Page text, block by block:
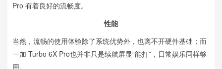
Pro 有着良好的流畅度。
性能
当然，流畅的使用体验除了系统优势外，也离不开硬件基础；而
一加 Turbo 6X Pro也并非只是续航屏显“能打”，日常娱乐同样够
用。